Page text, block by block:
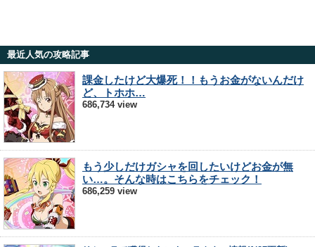
最近人気の攻略記事
課金したけど大爆死！！もうお金がないんだけ
ど、トホホ…
686,734 view
もう少しだけガシャを回したいけどお金が無
い…。そんな時はこちらをチェック！
686,259 view